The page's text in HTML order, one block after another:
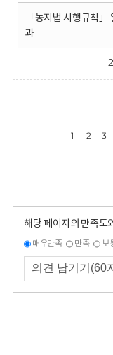
「농지법 시행규칙
과
1 2 3
해당 페이지의 만족도
매우만족 만족 보